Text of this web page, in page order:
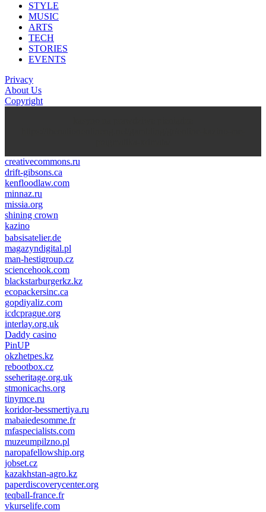
STYLE
MUSIC
ARTS
TECH
STORIES
EVENTS
Privacy
About Us
Copyright
creativecommons.ru
drift-gibsons.ca
kenfloodlaw.com
minnaz.ru
missia.org
shining crown
kazino
casino lemon
pinco giriş
babsisatelier.de
magazyndigital.pl
man-hestigroup.cz
sciencehook.com
олимп казино
blackstarburgerkz.kz
ecopackersinc.ca
gopdiyaliz.com
icdcprague.org
interlay.org.uk
Daddy casino
PinUP
okzhetpes.kz
rebootbox.cz
sseheritage.org.uk
stmonicachs.org
tinymce.ru
koridor-bessmertiya.ru
mabaiedesomme.fr
mfaspecialists.com
muzeumpilzno.pl
naropafellowship.org
jobset.cz
kazakhstan-agro.kz
paperdiscoverycenter.org
teqball-france.fr
vkurselife.com